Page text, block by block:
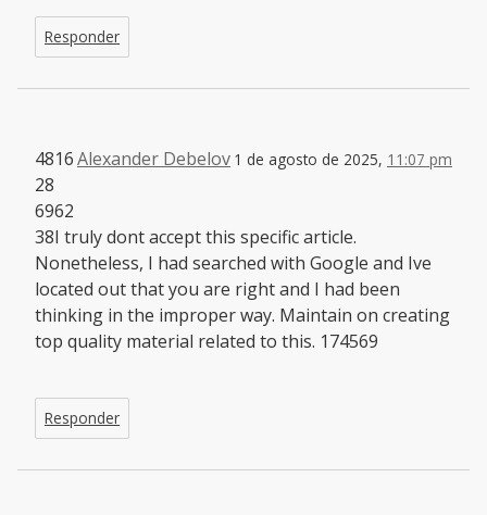
Responder
Alexander Debelov 1 de agosto de 2025, 11:07 pm
4816
28
6962
38I truly dont accept this specific article.
Nonetheless, I had searched with Google and Ive
located out that you are right and I had been
thinking in the improper way. Maintain on creating
top quality material related to this. 174569
Responder